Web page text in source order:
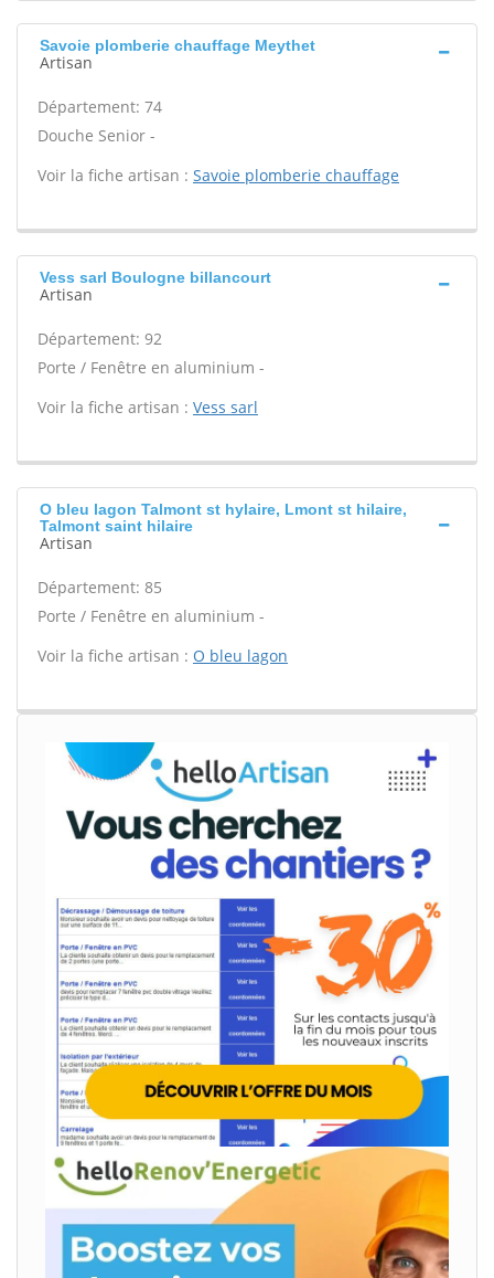
Savoie plomberie chauffage Meythet
Artisan
Département: 74
Douche Senior -
Voir la fiche artisan : Savoie plomberie chauffage
Vess sarl Boulogne billancourt
Artisan
Département: 92
Porte / Fenêtre en aluminium -
Voir la fiche artisan : Vess sarl
O bleu lagon Talmont st hylaire, Lmont st hilaire,
Talmont saint hilaire
Artisan
Département: 85
Porte / Fenêtre en aluminium -
Voir la fiche artisan : O bleu lagon